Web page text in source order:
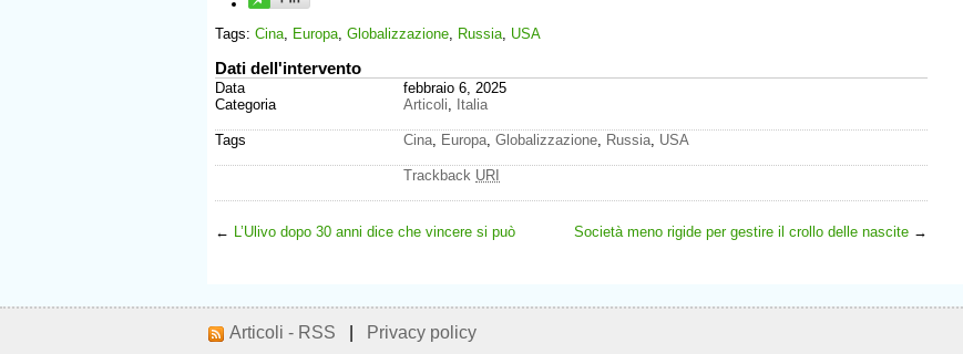
Tags: Cina, Europa, Globalizzazione, Russia, USA
Dati dell'intervento
Data
Categoria
febbraio 6, 2025
Articoli, Italia
Tags Cina, Europa, Globalizzazione, Russia, USA
Trackback URI
← L’Ulivo dopo 30 anni dice che vincere si può Società meno rigide per gestire il crollo delle nascite →
Articoli - RSS Privacy policy